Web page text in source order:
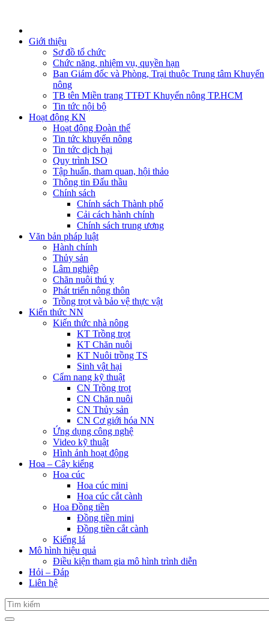
Giới thiệu
Sơ đồ tổ chức
Chức năng, nhiệm vụ, quyền hạn
Ban Giám đốc và Phòng, Trại thuộc Trung tâm Khuyến
nông
TB tên Miền trang TTĐT Khuyến nông TP.HCM
Tin tức nội bộ
Hoạt động KN
Hoạt động Đoàn thể
Tin tức khuyến nông
Tin tức dịch hại
Quy trình ISO
Tập huấn, tham quan, hội thảo
Thông tin Đấu thầu
Chính sách
Chính sách Thành phố
Cải cách hành chính
Chính sách trung ương
Văn bản pháp luật
Hành chính
Thủy sản
Lâm nghiệp
Chăn nuôi thú y
Phát triển nông thôn
Trồng trọt và bảo vệ thực vật
Kiến thức NN
Kiến thức nhà nông
KT Trồng trọt
KT Chăn nuôi
KT Nuôi trồng TS
Sinh vật hại
Cẩm nang kỹ thuật
CN Trồng trọt
CN Chăn nuôi
CN Thủy sản
CN Cơ giới hóa NN
Ứng dụng công nghệ
Video kỹ thuật
Hình ảnh hoạt động
Hoa – Cây kiểng
Hoa cúc
Hoa cúc mini
Hoa cúc cắt cành
Hoa Đồng tiền
Đồng tiền mini
Đồng tiền cắt cành
Kiểng lá
Mô hình hiệu quả
Điều kiện tham gia mô hình trình diễn
Hỏi – Đáp
Liên hệ